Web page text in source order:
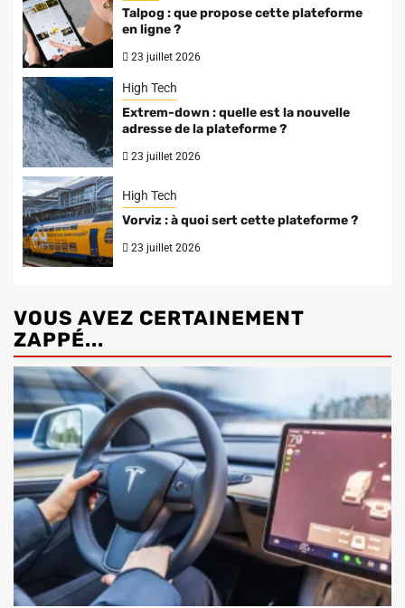
Talpog : que propose cette plateforme
en ligne ?
23 juillet 2026
High Tech
Extrem-down : quelle est la nouvelle
adresse de la plateforme ?
23 juillet 2026
High Tech
Vorviz : à quoi sert cette plateforme ?
23 juillet 2026
VOUS AVEZ CERTAINEMENT
ZAPPÉ...